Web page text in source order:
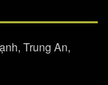
Trung An,